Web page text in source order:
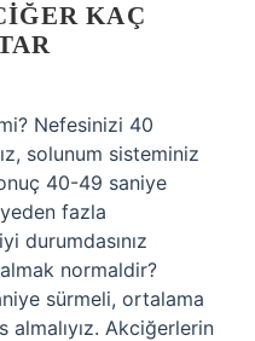
KAÇ
Nefesinizi 40
solunum sisteminiz
40-49 saniye
fazla
durumdasınız
normaldir?
sürmeli, ortalama
Akciğerlerin